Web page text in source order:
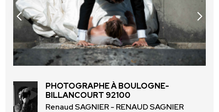
PHOTOGRAPHE À BOULOGNE-
BILLANCOURT 92100
Renaud SAGNIER - RENAUD SAGNIER